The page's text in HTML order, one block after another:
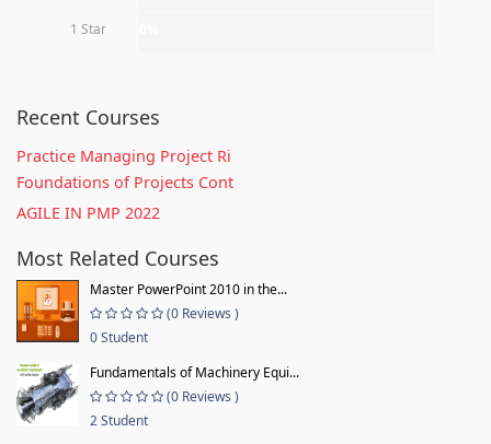
1 Star
Recent Courses
Practice Managing Project Ri
Foundations of Projects Cont
AGILE IN PMP 2022
Most Related Courses
Master PowerPoint 2010 in the...
(0 Reviews )
0 Student
Fundamentals of Machinery Equi...
(0 Reviews )
2 Student